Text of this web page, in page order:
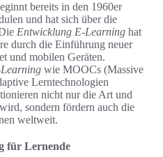
bereits in den 1960er
und hat sich über die
Entwicklung E-Learning hat
durch die Einführung neuer
und mobilen Geräten.
wie MOOCs (Massive
Lerntechnologien
nicht nur die Art und
sondern fördern auch die
weltweit.
für Lernende